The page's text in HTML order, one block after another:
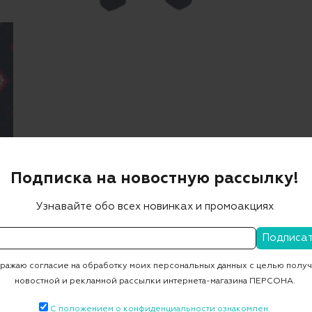
Подписка на новостную рассылку!
Узнавайте обо всех новинках и промоакциях
согласие на обработку моих персональных данных с целью
новостной и рекламной рассылки интернета-магазина ПЕРСОНА.
С положением о конфиденциальности ознакомлен.